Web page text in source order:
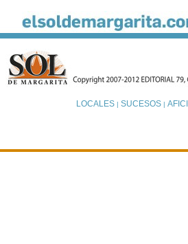
LOCALES| SUCESOS|